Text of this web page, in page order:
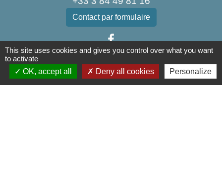
Contact par formulaire
Liens
This site uses cookies and gives you control over what you want
to activate
OK, accept all
Deny all cookies Personalize